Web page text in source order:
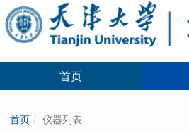
首页
首页 仪器列表